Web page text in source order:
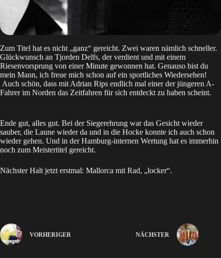
Zum Titel hat es nicht „ganz“ gereicht. Zwei waren nämlich schneller.
Glückwunsch an Tjorden Delfs, der verdient und mit einem
Riesenvorsprung von einer Minute gewonnen hat. Genauso bist du
mein Mann, ich freue mich schon auf ein sportliches Wiedersehen!
Auch schön, dass mit Adrian Rips endlich mal einer der jüngeren A-
Fahrer im Norden das Zeitfahren für sich entdeckt zu haben scheint.
Ende gut, alles gut. Bei der Siegerehrung war das Gesicht wieder
sauber, die Laune wieder da und in die Hocke konnte ich auch schon
wieder gehen. Und in der Hamburg-internen Wertung hat es immerhin
noch zum Meistertitel gereicht.
Nächster Halt jetzt erstmal: Mallorca mit Rad, „locker“.
VORHERIGER NÄCHSTER